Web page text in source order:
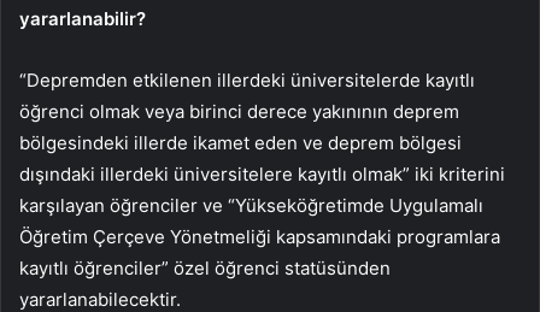
yararlanabilir?
“Depremden etkilenen illerdeki üniversitelerde kayıtlı
öğrenci olmak veya birinci derece yakınının deprem
bölgesindeki illerde ikamet eden ve deprem bölgesi
dışındaki illerdeki üniversitelere kayıtlı olmak” iki kriterini
karşılayan öğrenciler ve “Yükseköğretimde Uygulamalı
Öğretim Çerçeve Yönetmeliği kapsamındaki programlara
kayıtlı öğrenciler” özel öğrenci statüsünden
yararlanabilecektir.